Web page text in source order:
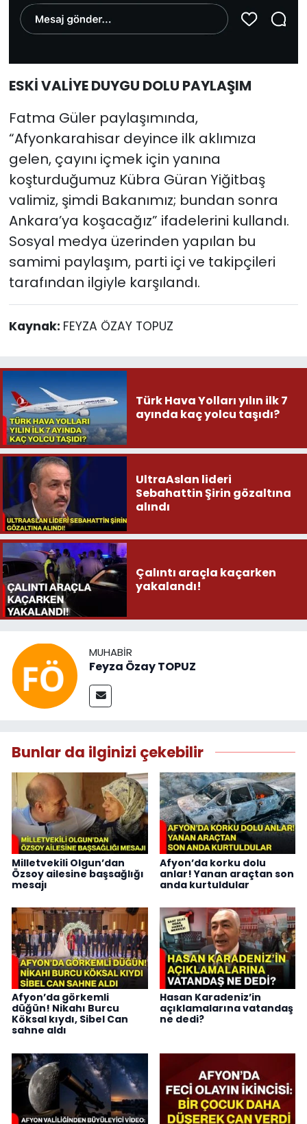
ESKİ VALİYE DUYGU DOLU PAYLAŞIM
Fatma Güler paylaşımında,
“Afyonkarahisar deyince ilk aklımıza
gelen, çayını içmek için yanına
koşturduğumuz Kübra Güran Yiğitbaş
valimiz, şimdi Bakanımız; bundan sonra
Ankara’ya koşacağız” ifadelerini kullandı.
Sosyal medya üzerinden yapılan bu
samimi paylaşım, parti içi ve takipçileri
tarafından ilgiyle karşılandı.
Kaynak: FEYZA ÖZAY TOPUZ
Türk Hava Yolları yılın ilk 7
ayında kaç yolcu taşıdı?
UltraAslan lideri
Sebahattin Şirin gözaltına
alındı
Çalıntı araçla kaçarken
yakalandı!
MUHABIR
Feyza Özay TOPUZ
Bunlar da ilginizi çekebilir
Milletvekili Olgun’dan
Özsoy ailesine başsağlığı
mesajı
Afyon’da korku dolu
anlar! Yanan araçtan son
anda kurtuldular
Afyon’da görkemli
düğün! Nikahı Burcu
Köksal kıydı, Sibel Can
sahne aldı
Hasan Karadeniz’in
açıklamalarına vatandaş
ne dedi?